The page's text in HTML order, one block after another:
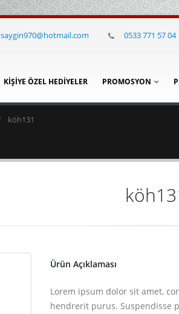
saygin970@hotmail.com 0533 771 57 04
KIŞIYE ÖZEL HEDIYELER PROMOSYON
köh131
Ürün Açıklaması
Lorem ipsum dolor sit amet,
hendrerit purus. Suspendisse